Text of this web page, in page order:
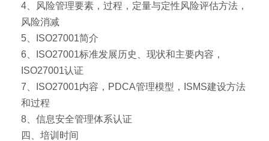
4、风险管理要素，过程，定量与定性风险评估方法，
风险消减
5、ISO27001简介
6、ISO27001标准发展历史、现状和主要内容，
ISO27001认证
7、ISO27001内容，PDCA管理模型，ISMS建设方法
和过程
8、信息安全管理体系认证
四、培训时间